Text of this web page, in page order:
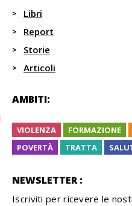
Libri
Report
Storie
Articoli
AMBITI:
VIOLENZA FORMAZIONE
POVERTÀ
TRATTA
NEWSLETTER :
Iscriviti per ricevere le